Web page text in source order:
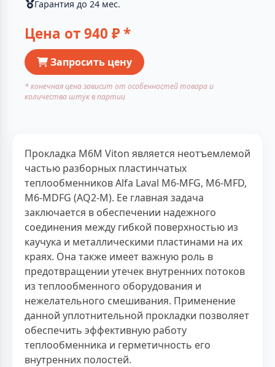
Гарантия до 24 мес.
Цена от940 ₽ *
Запросить цену
* конечная цена зависит от особенностей товара и
количества штук в партии
Прокладка M6M Viton является неотъемлемой
частью разборных пластинчатых
теплообменников Alfa Laval M6-MFG, M6-MFD,
M6-MDFG (AQ2-M). Ее главная задача
заключается в обеспечении надежного
соединения между гибкой поверхностью из
каучука и металлическими пластинами на их
краях. Она также имеет важную роль в
предотвращении утечек внутренних потоков
из теплообменного оборудования и
нежелательного смешивания. Применение
данной уплотнительной прокладки позволяет
обеспечить эффективную работу
теплообменника и герметичность его
внутренних полостей.